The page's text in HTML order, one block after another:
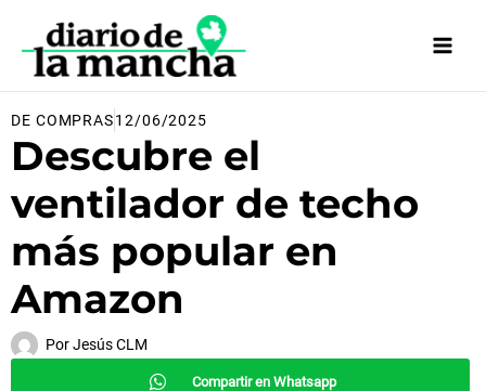
contenido
DE COMPRAS12/06/2025
Descubre el
ventilador de techo
más popular en
Amazon
PorJesús CLM
Compartir en Whatsapp